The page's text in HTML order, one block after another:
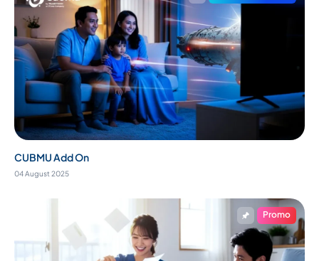
CUBMU Add On
04 August 2025
Promo